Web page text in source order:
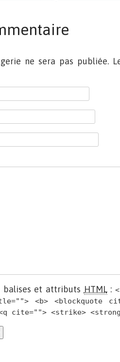
ne sera pas publiée.
balises et attributs HTML:
<b> <blockquote
cite=""> <strike>